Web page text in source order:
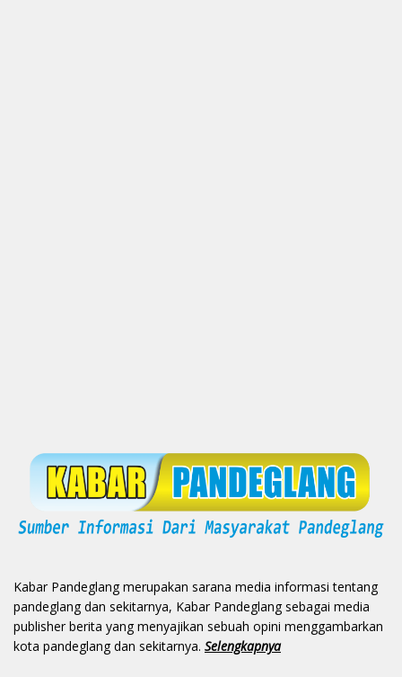
Kabar Pandeglang merupakan sarana media informasi tentang
pandeglang dan sekitarnya, Kabar Pandeglang sebagai media
publisher berita yang menyajikan sebuah opini menggambarkan
kota pandeglang dan sekitarnya. Selengkapnya